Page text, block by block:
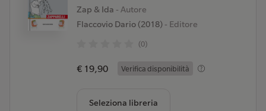
Zap & Ida - Autore
Flaccovio Dario (2018)- Editore
(0)
€ 19,90 Verifica disponibilità
Seleziona libreria